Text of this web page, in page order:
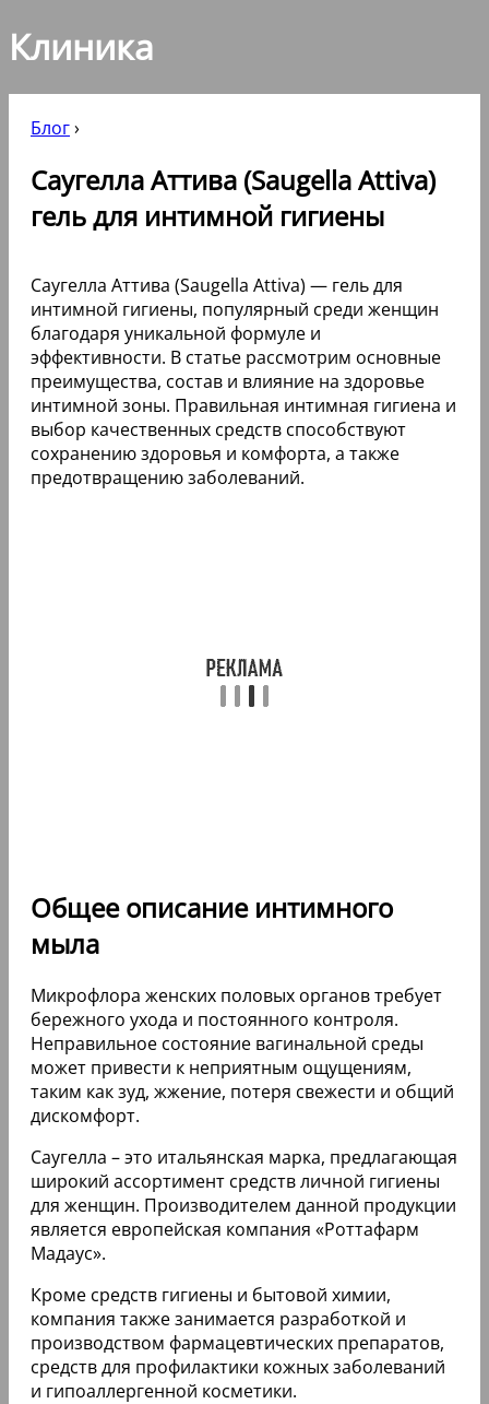
Клиника
Блог›
Саугелла Аттива (Saugella Attiva)
гель для интимной гигиены
Саугелла Аттива (Saugella Attiva) — гель для
интимной гигиены, популярный среди женщин
благодаря уникальной формуле и
эффективности. В статье рассмотрим основные
преимущества, состав и влияние на здоровье
интимной зоны. Правильная интимная гигиена и
выбор качественных средств способствуют
сохранению здоровья и комфорта, а также
предотвращению заболеваний.
Общее описание интимного
мыла
Микрофлора женских половых органов требует
бережного ухода и постоянного контроля.
Неправильное состояние вагинальной среды
может привести к неприятным ощущениям,
таким как зуд, жжение, потеря свежести и общий
дискомфорт.
Саугелла – это итальянская марка, предлагающая
широкий ассортимент средств личной гигиены
для женщин. Производителем данной продукции
является европейская компания «Роттафарм
Мадаус».
Кроме средств гигиены и бытовой химии,
компания также занимается разработкой и
производством фармацевтических препаратов,
средств для профилактики кожных заболеваний
и гипоаллергенной косметики.